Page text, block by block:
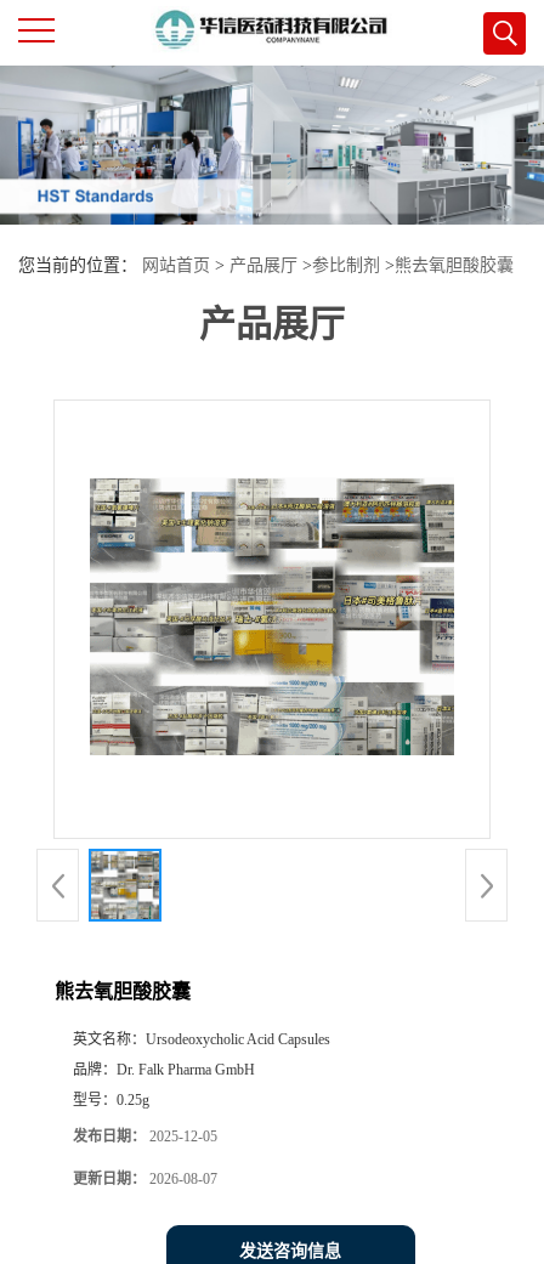
公
司
首
页
司
书
誉
您当前的位置： 网站首页 > 产品展厅 >参比制剂 >熊去氧胆酸胶囊
产品展厅
熊去氧胆酸胶囊
英文名称： Ursodeoxycholic Acid Capsules
品牌： Dr. Falk Pharma GmbH
型号： 0.25g
发布日期： 2025-12-05
更新日期： 2026-08-07
发送咨询信息